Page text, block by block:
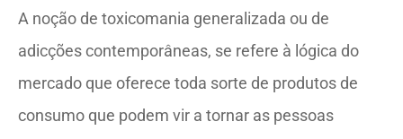
A noção de toxicomania generalizada ou de
adicções contemporâneas, se refere à lógica do
mercado que oferece toda sorte de produtos de
consumo que podem vir a tornar as pessoas